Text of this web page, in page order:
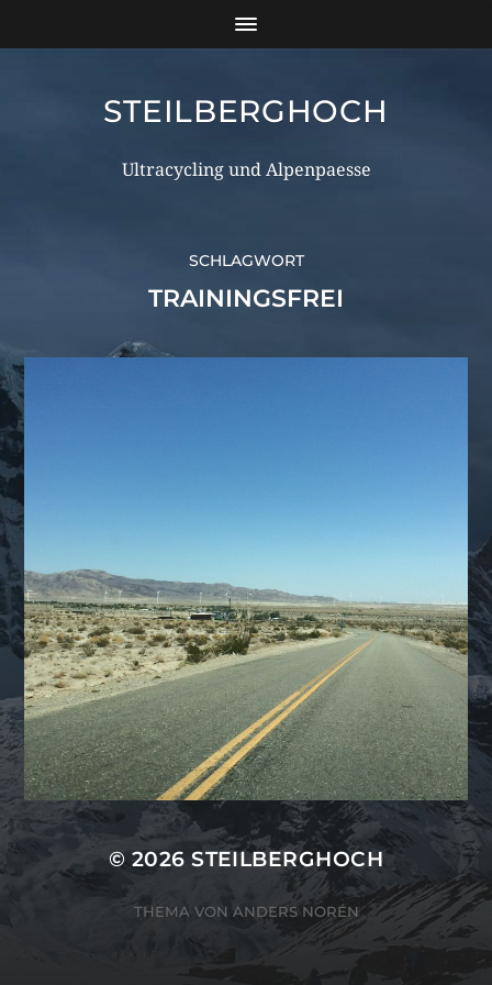
STEILBERGHOCH
Ultracycling und Alpenpaesse
SCHLAGWORT
TRAININGSFREI
© 2026STEILBERGHOCH
THEMA VON ANDERS NORÉN